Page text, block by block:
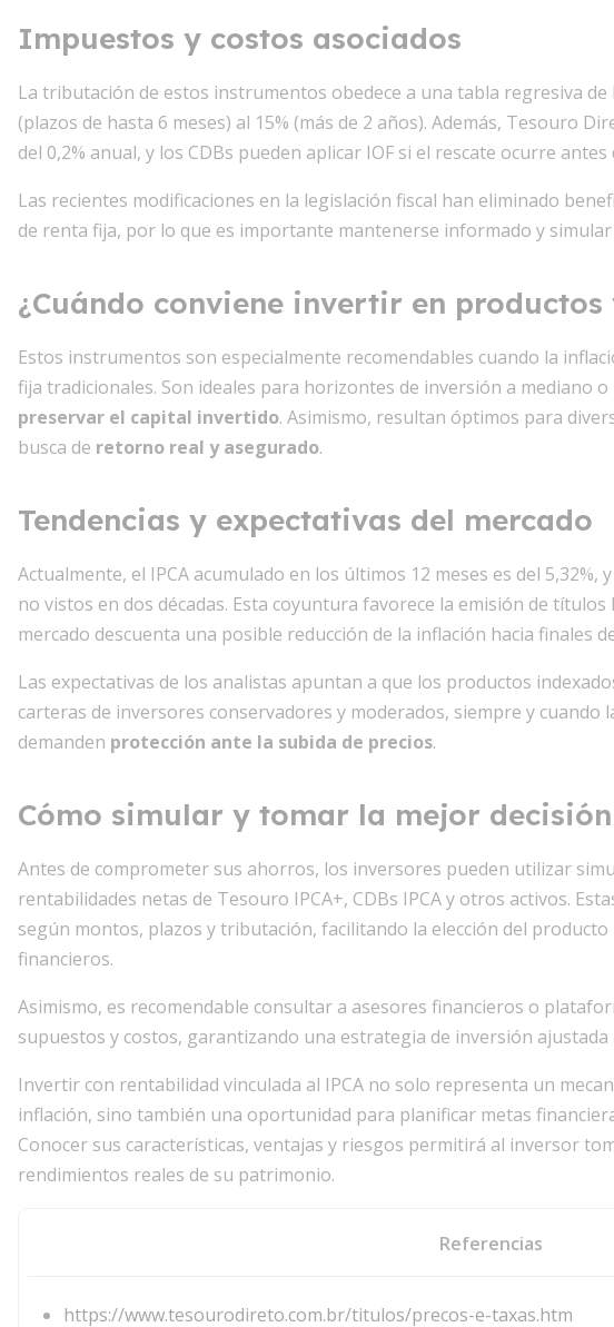
Impuestos y costos asociados
La tributación de estos instrumentos obedece a una tabla regresiva de
(plazos de hasta 6 meses) al 15% (más de 2 años). Además, Tesouro
del 0,2% anual, y los CDBs pueden aplicar IOF si el rescate ocurre antes
Las recientes modificaciones en la legislación fiscal han eliminado
de renta fija, por lo que es importante mantenerse informado y
¿Cuándo conviene invertir en
Estos instrumentos son especialmente recomendables cuando la
fija tradicionales. Son ideales para horizontes de inversión a mediano
preservar el capital invertido. Asimismo, resultan óptimos para
busca de retorno real y asegurado.
Tendencias y expectativas del mercado
Actualmente, el IPCA acumulado en los últimos 12 meses es del 5,32%,
no vistos en dos décadas. Esta coyuntura favorece la emisión de títulos
mercado descuenta una posible reducción de la inflación hacia finales
Las expectativas de los analistas apuntan a que los productos
carteras de inversores conservadores y moderados, siempre y cuando
demanden protección ante la subida de precios.
Cómo simular y tomar la mejor decisión
Antes de comprometer sus ahorros, los inversores pueden utilizar
rentabilidades netas de Tesouro IPCA+, CDBs IPCA y otros activos.
según montos, plazos y tributación, facilitando la elección del
financieros.
Asimismo, es recomendable consultar a asesores financieros o
supuestos y costos, garantizando una estrategia de inversión ajustada
Invertir con rentabilidad vinculada al IPCA no solo representa un
inflación, sino también una oportunidad para planificar metas
Conocer sus características, ventajas y riesgos permitirá al inversor
rendimientos reales de su patrimonio.
Referencias
https://www.tesourodireto.com.br/titulos/precos-e-taxas.htm